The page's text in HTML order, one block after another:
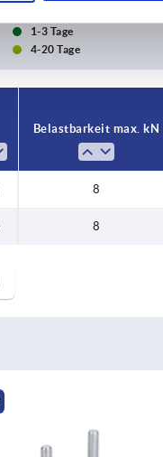
1-3 Tage
4-20 Tage
Belastbarkeit max. kN
8
8